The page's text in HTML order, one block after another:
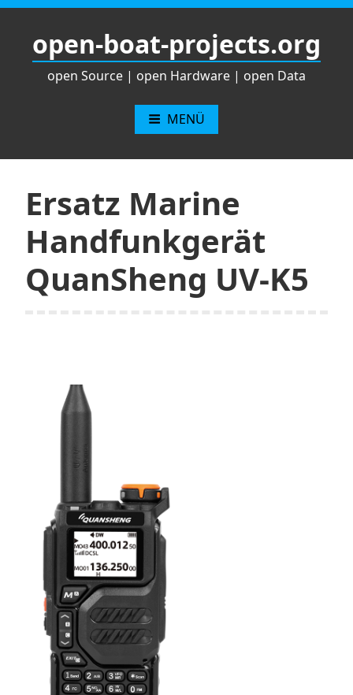
Zum
springenopen-boat-projects.org
open Source | open Hardware | open Data
MENÜ
Ersatz Marine
Handfunkgerät
QuanSheng UV-K5